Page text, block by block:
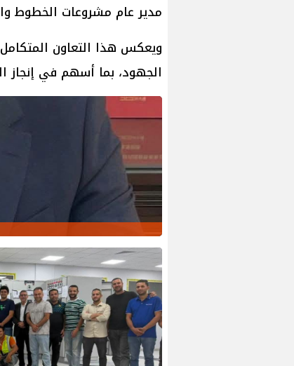
مدير عام مشروعات الخطوط
ويعكس هذا التعاون
الجهود، بما أسهم في إنجاز